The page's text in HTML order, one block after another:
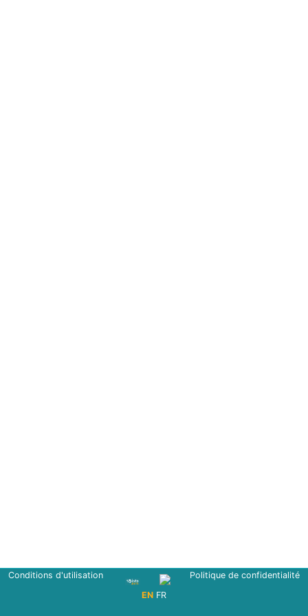
Conditions d'utilisation
Politique de confidentialité
EN FR